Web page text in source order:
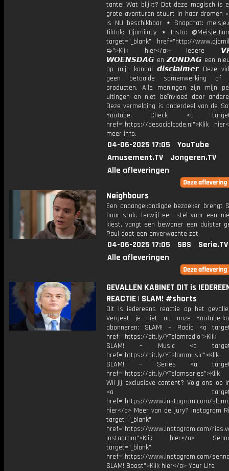
tante! Wat blijkt? Dat deze magisch is
grote avonturen stuurt in haar dromen
is NU beschikbaar ⋆ Snapchat:
TikTok: DjamilaLy ⋆ Insta:
target="_blank" href="http://
➭">Klik hier</a> Iedere
𝙒𝙊𝙀𝙉𝙎𝘿𝘼𝙂 en 𝙕𝙊𝙉𝘿𝘼𝙂 een
op mijn kanaal 𝙙𝙞𝙨𝙘𝙡𝙖𝙞𝙢𝙚𝙧 Deze
geen betaalde samenwerking of
producten. Alle meningen zijn mijn
uitingen en niet beïnvloed door
Deze vermelding is onderdeel van de
YouTube. Check <a
href="https://desocialcode.nl">Klik
meer info.
04-06-2025 17:05
YouTube
Amusement.TV
Jongeren.TV
Alle afleveringen
Neighbours
Een onaangekondigde bezoeker brengt
haar stuk. Terwijl een stel voor een
kiest, vangt een bewoner een duister
Paul doet een onverwachte zet.
04-06-2025 17:05 SBS
Serie.TV
Alle afleveringen
GEVALLEN KABINET DIT is
REACTIE | SLAM! #shorts
Dit is iedereens reactie op het
Vergeet je niet op onze YouTube-
abonneren: SLAM! – Radio <a
href="https://bit.ly/
SLAM! – Music <a
href="https://bit.ly/
SLAM! – Series <a
href="https://bit.ly/
Wil jij exclusieve content? Volg ons op
<a
href="https://www.instagram.com/
hier</a> Meer van de jury? Instagram
target="_blank"
href="https://www.instagram.com/
Instagram">Klik hier</a>
target="_blank"
href="https://www.instagram.com/
SLAM! Boost">Klik hier</a> Your Life